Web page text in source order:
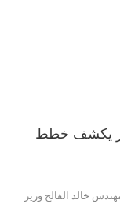
يكشف خطط
خالد الفالح وزير